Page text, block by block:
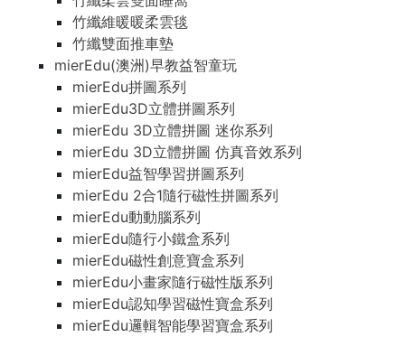
竹纖維暖暖柔雲毯
竹纖雙面推車墊
mierEdu(澳洲)早教益智童玩
mierEdu拼圖系列
mierEdu3D立體拼圖系列
mierEdu 3D立體拼圖 迷你系列
mierEdu 3D立體拼圖 仿真音效系列
mierEdu益智學習拼圖系列
mierEdu 2合1隨行磁性拼圖系列
mierEdu動動腦系列
mierEdu隨行小鐵盒系列
mierEdu磁性創意寶盒系列
mierEdu小畫家隨行磁性版系列
mierEdu認知學習磁性寶盒系列
mierEdu邏輯智能學習寶盒系列